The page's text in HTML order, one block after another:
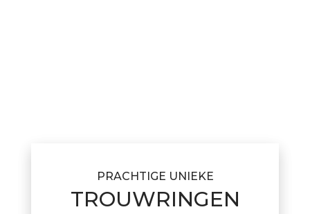
PRACHTIGE UNIEKE
TROUWRINGEN